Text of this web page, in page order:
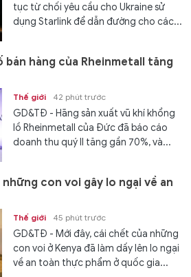
tục từ chối yêu cầu cho Ukraine sử
dụng Starlink để dẫn đường cho các...
bán hàng của Rheinmetall tăng
Thế giới 42 phút trước
GD&TĐ - Hãng sản xuất vũ khí khổng
lồ Rheinmetall của Đức đã báo cáo
doanh thu quý II tăng gần 70%, và...
con voi gây lo ngại về an
Thế giới 45 phút trước
GD&TĐ - Mới đây, cái chết của những
con voi ở Kenya đã làm dấy lên lo ngại
về an toàn thực phẩm ở quốc gia...